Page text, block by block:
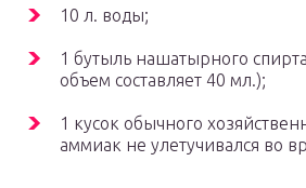
10 л. воды;
1 бутыль нашатырного
объем составляет 40 мл.);
1 кусок обычного
аммиак не улетучивался во